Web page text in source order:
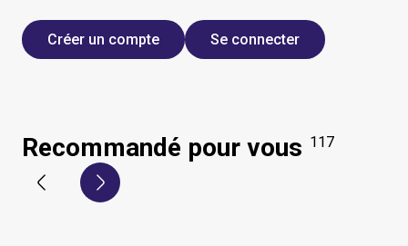
Créer un compte Se connecter
Recommandé pour vous 117